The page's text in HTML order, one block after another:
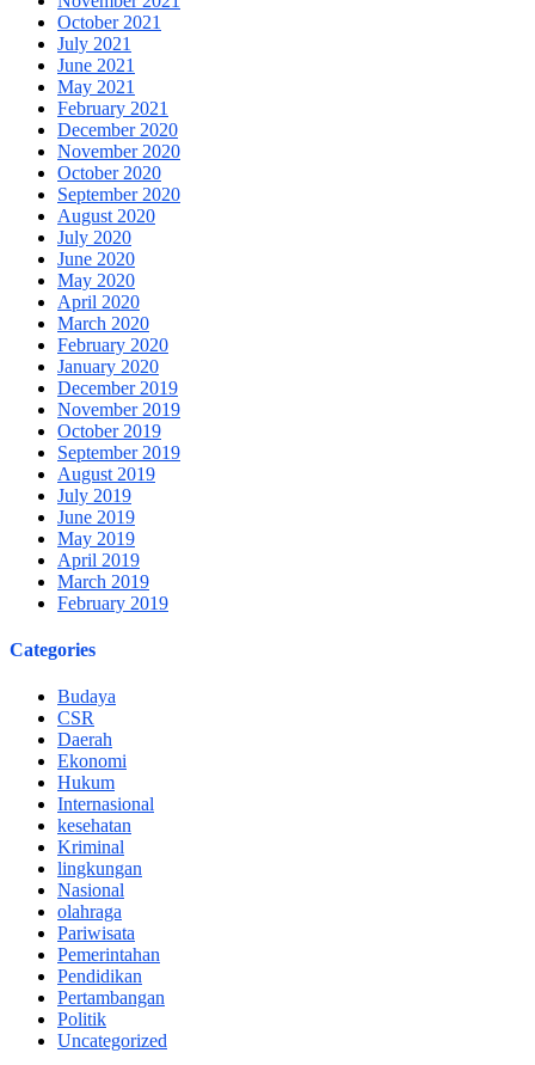
October 2021
July 2021
June 2021
May 2021
February 2021
December 2020
November 2020
October 2020
September 2020
August 2020
July 2020
June 2020
May 2020
April 2020
March 2020
February 2020
January 2020
December 2019
November 2019
October 2019
September 2019
August 2019
July 2019
June 2019
May 2019
April 2019
March 2019
February 2019
Categories
Budaya
CSR
Daerah
Ekonomi
Hukum
Internasional
kesehatan
Kriminal
lingkungan
Nasional
olahraga
Pariwisata
Pemerintahan
Pendidikan
Pertambangan
Politik
Uncategorized